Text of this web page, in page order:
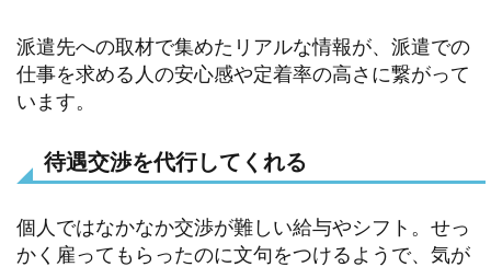
派遣先への取材で集めたリアルな情報が、派遣での
仕事を求める人の安心感や定着率の高さに繋がって
います。
待遇交渉を代行してくれる
個人ではなかなか交渉が難しい給与やシフト。せっ
かく雇ってもらったのに文句をつけるようで、気が